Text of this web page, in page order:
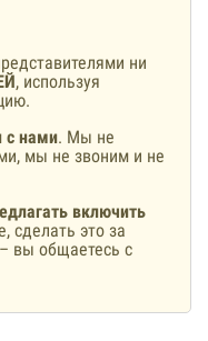
ни
, используя
с нами. Мы не
мы не звоним и не
включить
сделать это за
вы общаетесь с